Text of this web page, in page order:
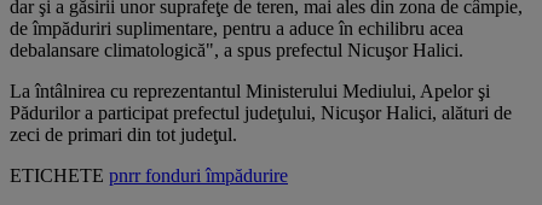
dar şi a găsirii unor suprafeţe de teren, mai ales din zona de câmpie,
de împăduriri suplimentare, pentru a aduce în echilibru acea
debalansare climatologică", a spus prefectul Nicuşor Halici.
La întâlnirea cu reprezentantul Ministerului Mediului, Apelor şi
Pădurilor a participat prefectul judeţului, Nicuşor Halici, alături de
zeci de primari din tot judeţul.
ETICHETE pnrrfonduri împădurire